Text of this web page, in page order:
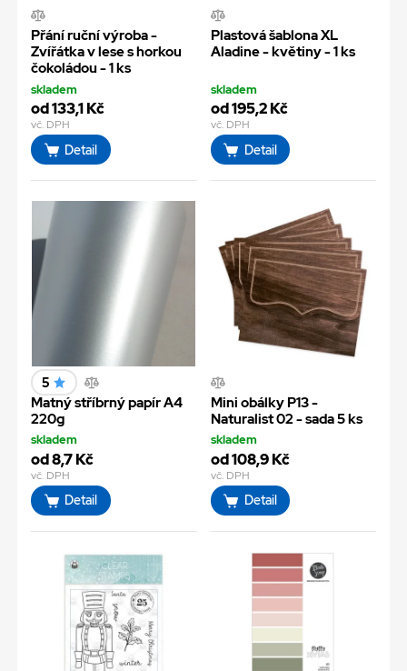
Přání ruční výroba -
Zvířátka v lese s horkou
čokoládou - 1 ks
skladem
od 133,1 Kč
vč. DPH
Detail
Plastová šablona XL
Aladine - květiny - 1 ks
skladem
od 195,2 Kč
vč. DPH
Detail
5
Matný stříbrný papír A4
220g
skladem
od 8,7 Kč
vč. DPH
Detail
Mini obálky P13 -
Naturalist 02 - sada 5 ks
skladem
od 108,9 Kč
vč. DPH
Detail